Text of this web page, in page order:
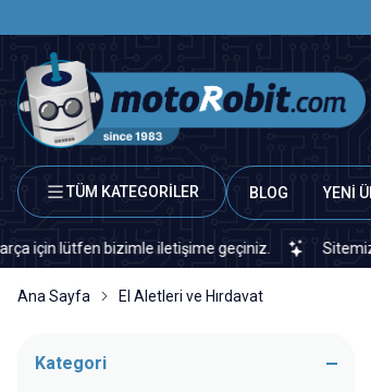
TÜM KATEGORİLER BLOG YENİ
bizimle iletişime geçiniz. Sitemizde veya
Ana Sayfa El Aletleri ve Hırdavat
Kategori